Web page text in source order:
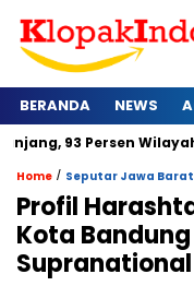
BERANDA NEWS
Wilayah Alami
Home / Seputar Jawa Barat
Profil
Kota